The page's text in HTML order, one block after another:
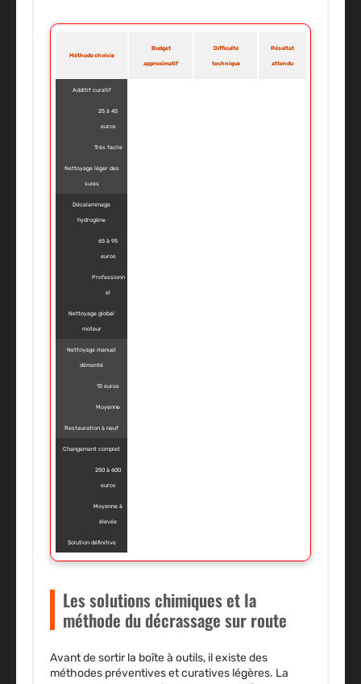
Méthode choisie
Budget
approximatif
Difficulté
technique
Résultat
attendu
Additif curatif
25 à 45
euros
Très facile
Nettoyage léger des
suies
Décalaminage
hydrogène
65 à 95
euros
Professionn
el
Nettoyage global
moteur
Nettoyage manuel
démonté
15 euros
Moyenne
Restauration à neuf
Changement complet
250 à 600
euros
Moyenne à
élevée
Solution définitive
Les solutions chimiques et la
méthode du décrassage sur route
Avant de sortir la boîte à outils, il existe des
méthodes préventives et curatives légères. La